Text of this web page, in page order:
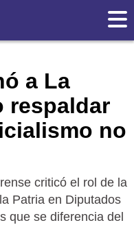
a La
respaldar
no
criticó el rol de la
Patria en Diputados
que se diferencia del